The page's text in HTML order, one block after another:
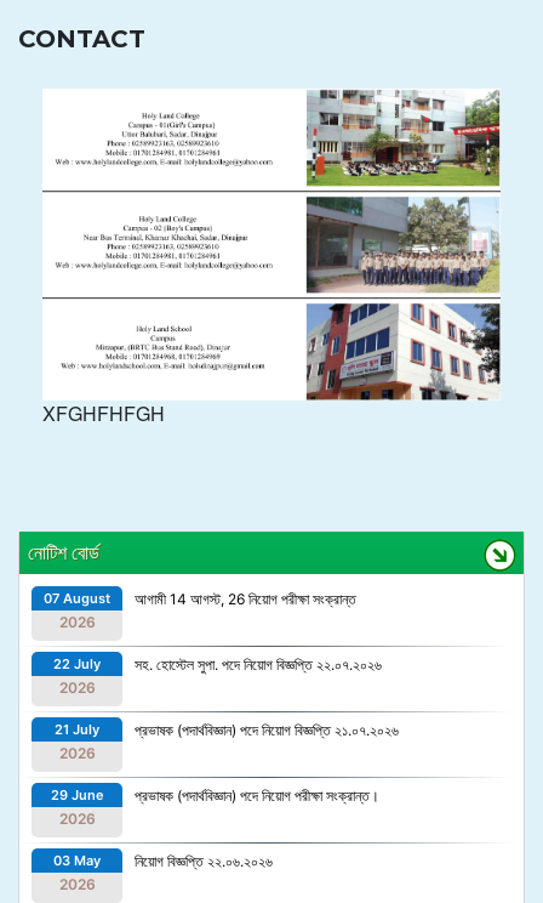
CONTACT
XFGHFHFGH
নোটিশ বোর্ড
07 August
2026
আগামী 14 আগস্ট, 26 নিয়োগ পরীক্ষা সংক্রান্ত
22 July
2026
সহ. হোস্টেল সুপা. পদে নিয়োগ বিজ্ঞপ্তি ২২.০৭.২০২৬
21 July
2026
প্রভাষক (পদার্থবিজ্ঞান) পদে নিয়োগ বিজ্ঞপ্তি ২১.০৭.২০২৬
29 June
2026
প্রভাষক (পদার্থবিজ্ঞান) পদে নিয়োগ পরীক্ষা সংক্রান্ত।
03 May
2026
নিয়োগ বিজ্ঞপ্তি ২২.০৬.২০২৬